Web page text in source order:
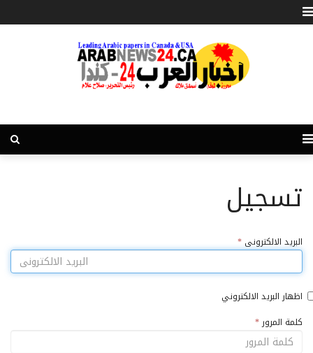
تسجيل
البريد الالكترونى *
اظهار البريد الالكتروني
كلمة المرور *